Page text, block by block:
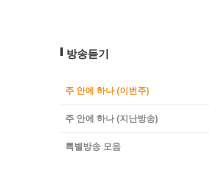
방송듣기
주 안에 하나 (이번주)
주 안에 하나 (지난방송)
특별방송 모음